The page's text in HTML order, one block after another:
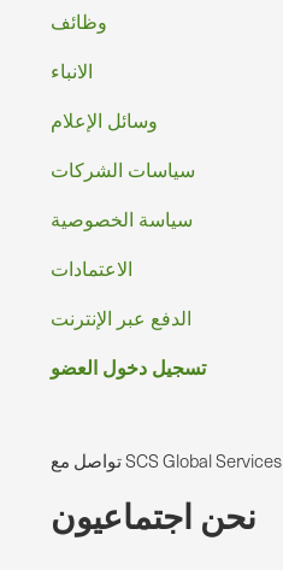
تذييل
الصفحه
وظائف
الانباء
وسائل الإعلام
سياسات الشركات
سياسة الخصوصية
الاعتمادات
الدفع عبر الإنترنت
تسجيل دخول العضو
تواصل مع SCS Global Services
نحن اجتماعيون